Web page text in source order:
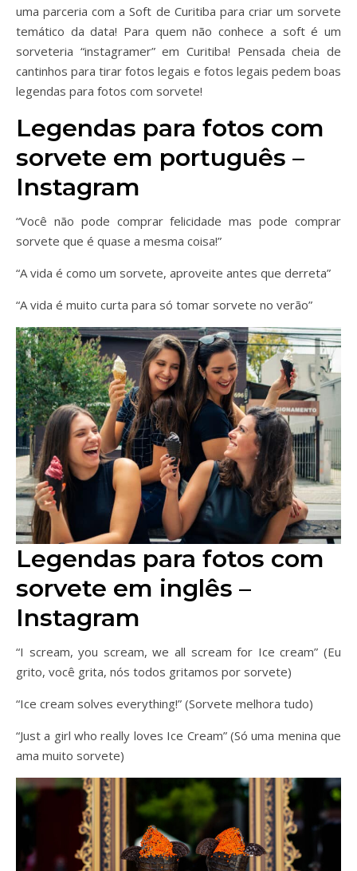
uma parceria com a Soft de Curitiba para criar um sorvete
temático da data! Para quem não conhece a soft é um
sorveteria “instagramer” em Curitiba! Pensada cheia de
cantinhos para tirar fotos legais e fotos legais pedem boas
legendas para fotos com sorvete!
Legendas para fotos com
sorvete em português –
Instagram
“Você não pode comprar felicidade mas pode comprar
sorvete que é quase a mesma coisa!”
“A vida é como um sorvete, aproveite antes que derreta”
“A vida é muito curta para só tomar sorvete no verão”
Legendas para fotos com
sorvete em inglês –
Instagram
“I scream, you scream, we all scream for Ice cream” (Eu
grito, você grita, nós todos gritamos por sorvete)
“Ice cream solves everything!” (Sorvete melhora tudo)
“Just a girl who really loves Ice Cream” (Só uma menina que
ama muito sorvete)